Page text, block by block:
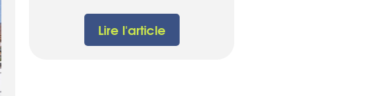
Lire l'article